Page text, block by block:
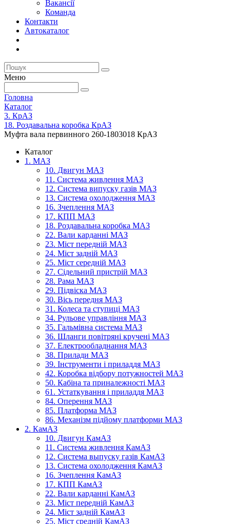
Вакансії
Команда
Контакти
Автокаталог
Меню
Головна
Каталог
3. КрАЗ
18. Роздавальна коробка КрАЗ
Муфта вала первинного 260-1803018 КрАЗ
Каталог
1. МАЗ
10. Двигун МАЗ
11. Система живлення МАЗ
12. Система випуску газів МАЗ
13. Система охолодження МАЗ
16. Зчеплення МАЗ
17. КПП МАЗ
18. Роздавальна коробка МАЗ
22. Вали карданні МАЗ
23. Міст передній МАЗ
24. Міст задній МАЗ
25. Міст середній МАЗ
27. Сідельний пристрій МАЗ
28. Рама МАЗ
29. Підвіска МАЗ
30. Вісь передня МАЗ
31. Колеса та ступиці МАЗ
34. Рульове управління МАЗ
35. Гальмівна система МАЗ
36. Шланги повітряні кручені МАЗ
37. Електрообладнання МАЗ
38. Прилади МАЗ
39. Інструменти і приладдя МАЗ
42. Коробка відбору потужностей МАЗ
50. Кабіна та приналежності МАЗ
61. Устаткування і приладдя МАЗ
84. Оперення МАЗ
85. Платформа МАЗ
86. Механізм підйому платформи МАЗ
2. КамАЗ
10. Двигун КамАЗ
11. Система живлення КамАЗ
12. Система выпуску газів КамАЗ
13. Система охолодження КамАЗ
16. Зчеплення КамАЗ
17. КПП КамАЗ
22. Вали карданні КамАЗ
23. Міст передній КамАЗ
24. Міст задній КамАЗ
25. Міст средній КамАЗ